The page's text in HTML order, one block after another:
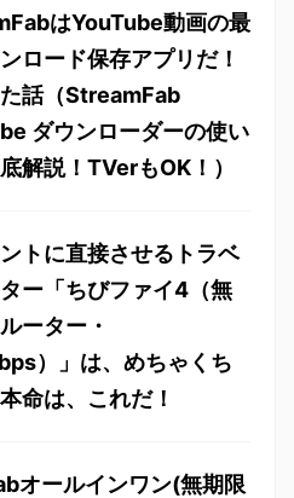
はYouTube動画の最
ロード保存アプリだ！
話（StreamFab
ダウンローダーの使い
解説！TVerもOK！）
トに直接させるトラベ
ー「ちびファイ4（無
ーター・
）」は、めちゃくち
命は、これだ！
オールインワン(無期限